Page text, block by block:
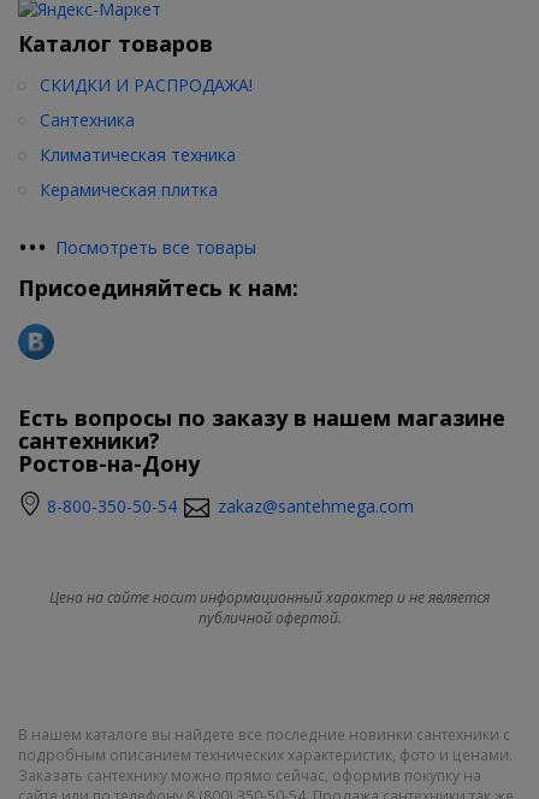
Каталог товаров
СКИДКИ И РАСПРОДАЖА!
Сантехника
Климатическая техника
Керамическая плитка
••• Посмотреть все товары
Присоединяйтесь к нам:
Есть вопросы по заказу в нашем магазине
сантехники?
Ростов-на-Дону
8-800-350-50-54 zakaz@santehmega.com
Цена на сайте носит информационный характер и не является
публичной офертой.
В нашем каталоге вы найдете все последние новинки сантехники с
подробным описанием технических характеристик, фото и ценами.
Заказать сантехнику можно прямо сейчас, оформив покупку на